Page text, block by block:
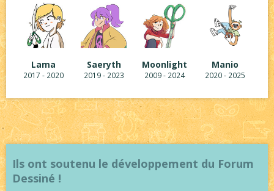
Lama
2017 - 2020
Saeryth
2019 - 2023
Moonlight
2009 - 2024
Manio
2020 - 2025
Ils ont soutenu le développement du Forum
Dessiné !